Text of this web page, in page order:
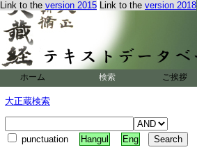
Link to the version 2015 Link to the version 2018
ホーム 検索 ご挨拶
大正蔵検索
punctuation Hangul Eng